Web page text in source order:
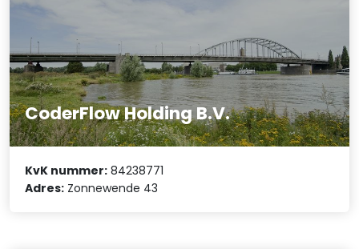
CoderFlow Holding B.V.
KvK nummer: 84238771
Adres: Zonnewende 43